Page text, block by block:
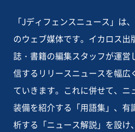
「Jディフェンスニュース」は
のウェブ媒体です。イカロス出
誌・書籍の編集スタッフが運営
信するリリースニュースを幅広
ていきます。これに併せて、ニ
装備を紹介する「用語集」、有
析する「ニュース解説」を設け